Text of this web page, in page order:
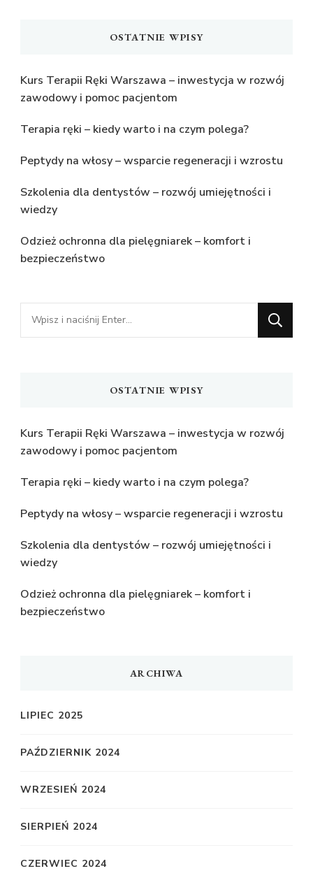
OSTATNIE WPISY
Kurs Terapii Ręki Warszawa – inwestycja w rozwój
zawodowy i pomoc pacjentom
Terapia ręki – kiedy warto i na czym polega?
Peptydy na włosy – wsparcie regeneracji i wzrostu
Szkolenia dla dentystów – rozwój umiejętności i
wiedzy
Odzież ochronna dla pielęgniarek – komfort i
bezpieczeństwo
Szukasz
czegoś?
OSTATNIE WPISY
Kurs Terapii Ręki Warszawa – inwestycja w rozwój
zawodowy i pomoc pacjentom
Terapia ręki – kiedy warto i na czym polega?
Peptydy na włosy – wsparcie regeneracji i wzrostu
Szkolenia dla dentystów – rozwój umiejętności i
wiedzy
Odzież ochronna dla pielęgniarek – komfort i
bezpieczeństwo
ARCHIWA
LIPIEC 2025
PAŹDZIERNIK 2024
WRZESIEŃ 2024
SIERPIEŃ 2024
CZERWIEC 2024